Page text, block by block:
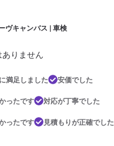
ヴキャンバス | 車検
りません
満足しました
安価でした
ったです
対応が丁寧でした
ったです
見積もりが正確でした